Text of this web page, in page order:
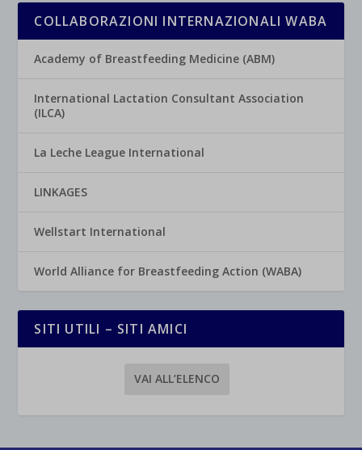
COLLABORAZIONI INTERNAZIONALI WABA
Academy of Breastfeeding Medicine (ABM)
International Lactation Consultant Association
(ILCA)
La Leche League International
LINKAGES
Wellstart International
World Alliance for Breastfeeding Action (WABA)
SITI UTILI – SITI AMICI
VAI ALL’ELENCO